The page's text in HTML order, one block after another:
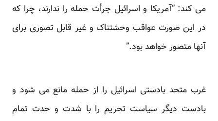
می کند: “آمریکا و اسرائیل جرأت حمله را ندارند، چرا که
در این صورت عواقب وحشتناک و غیر قابل تصوری برای
آنها متصور خواهد بود.”
غرب متحد بادستی اسرائیل را از حمله مانع می شود و
بادست دیگر سیاست تحریم را با شدت و حدت تمام